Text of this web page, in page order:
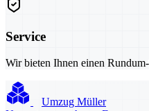
Service
Wir bieten Ihnen einen
Umzug Müller